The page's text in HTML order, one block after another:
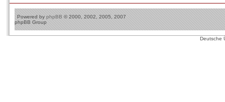
Powered by phpBB © 2000, 2002, 2005, 2007
phpBB Group
Deutsche